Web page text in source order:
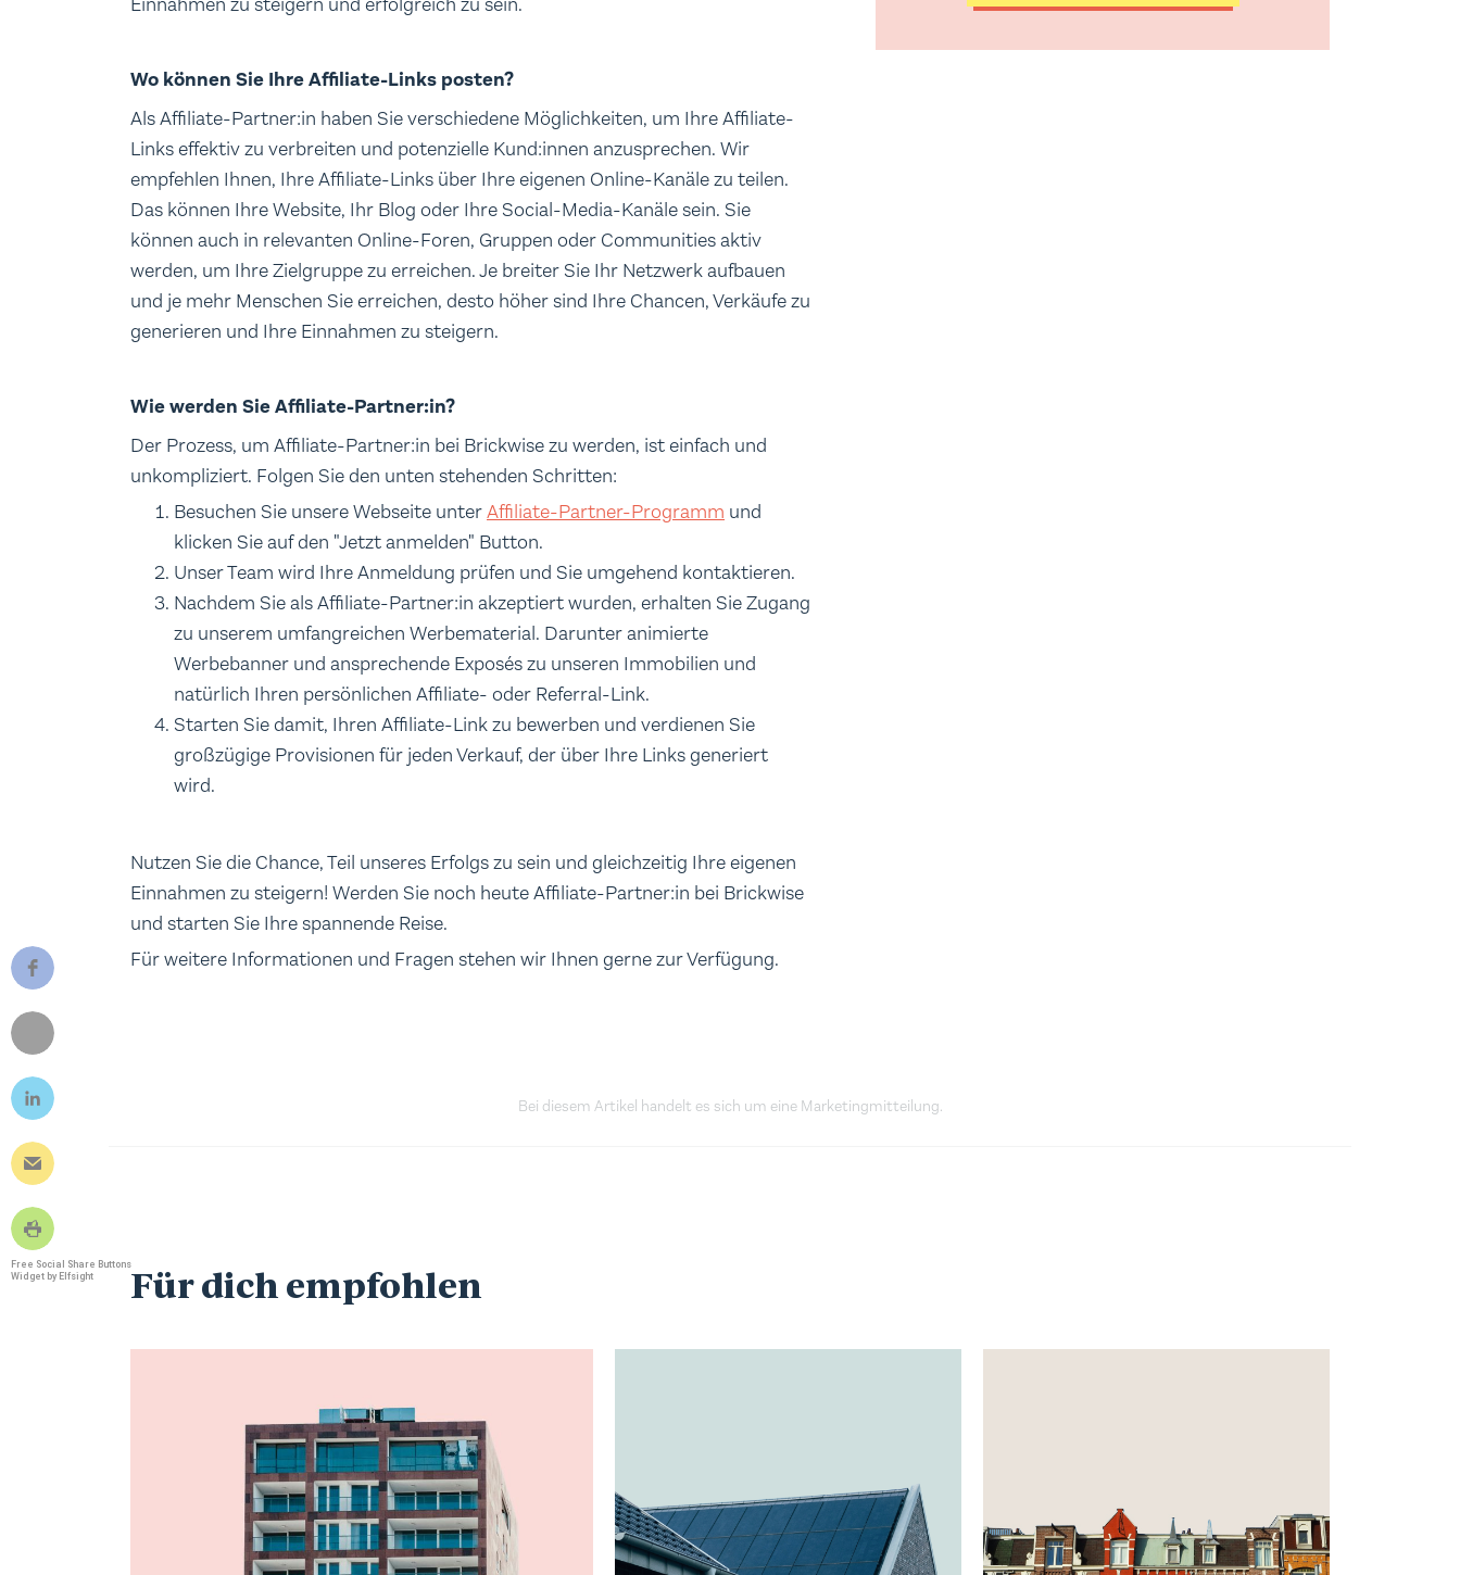
Werbe-Cookies
Werbung ist langweilig - zumindest, wenn sie nicht zu deinen Bedürfnissen passt. Durch Werbe-
Cookies erfahren wir, welche unserer Werbungen deinen Präferenzen entspricht. So vermeiden
wir, dass wir dir ständig die gleiche oder einfach langweilige Werbung zeigen. Werbe-Cookies
verbessern also dein Nutzererlebnis und helfen uns dabei, den Erfolg unserer
Marketingkampagnen zu messen.
Wo können Sie Ihre Affiliate-Links posten?
Als Affiliate-Partner:in haben Sie verschiedene Möglichkeiten, um Ihre Affiliate-
Links effektiv zu verbreiten und potenzielle Kund:innen anzusprechen. Wir
empfehlen Ihnen, Ihre Affiliate-Links über Ihre eigenen Online-Kanäle zu teilen.
Das können Ihre Website, Ihr Blog oder Ihre Social-Media-Kanäle sein. Sie
können auch in relevanten Online-Foren, Gruppen oder Communities aktiv
werden, um Ihre Zielgruppe zu erreichen. Je breiter Sie Ihr Netzwerk aufbauen
und je mehr Menschen Sie erreichen, desto höher sind Ihre Chancen, Verkäufe zu
generieren und Ihre Einnahmen zu steigern.
Wie werden Sie Affiliate-Partner:in?
Der Prozess, um Affiliate-Partner:in bei Brickwise zu werden, ist einfach und
unkompliziert. Folgen Sie den unten stehenden Schritten:
Besuchen Sie unsere Webseite unterAffiliate-Partner-Programm und
klicken Sie auf den "Jetzt anmelden" Button.
Unser Team wird Ihre Anmeldung prüfen und Sie umgehend kontaktieren.
Nachdem Sie als Affiliate-Partner:in akzeptiert wurden, erhalten Sie Zugang
zu unserem umfangreichen Werbematerial. Darunter animierte
Werbebanner und ansprechende Exposés zu unseren Immobilien und
natürlich Ihren persönlichen Affiliate- oder Referral-Link.
Starten Sie damit, Ihren Affiliate-Link zu bewerben und verdienen Sie
großzügige Provisionen für jeden Verkauf, der über Ihre Links generiert
wird.
Nutzen Sie die Chance, Teil unseres Erfolgs zu sein und gleichzeitig Ihre eigenen
Einnahmen zu steigern! Werden Sie noch heute Affiliate-Partner:in bei Brickwise
und starten Sie Ihre spannende Reise.
Für weitere Informationen und Fragen stehen wir Ihnen gerne zur Verfügung.
Bei diesem Artikel handelt es sich um eine Marketingmitteilung.
Für dich empfohlen
Free Social Share Buttons
Widget by Elfsight